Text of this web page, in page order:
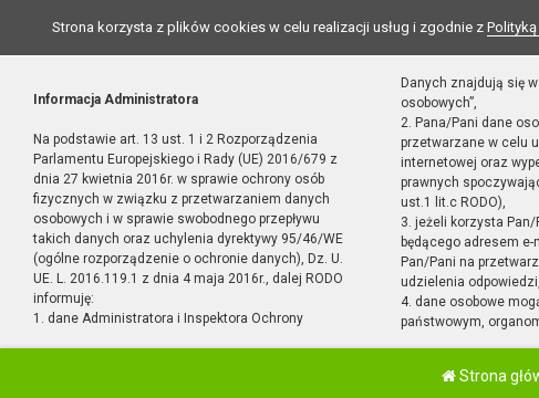
Strona korzysta z plików cookies w celu realizacji usług i zgodnie z
Informacja Administratora
Na podstawie art. 13 ust. 1 i 2 Rozporządzenia
Parlamentu Europejskiego i Rady (UE) 2016/679 z
dnia 27 kwietnia 2016r. w sprawie ochrony osób
fizycznych w związku z przetwarzaniem danych
osobowych i w sprawie swobodnego przepływu
takich danych oraz uchylenia dyrektywy 95/46/WE
(ogólne rozporządzenie o ochronie danych), Dz. U.
UE. L. 2016.119.1 z dnia 4 maja 2016r., dalej RODO
informuję:
1. dane Administratora i Inspektora Ochrony
Danych znajdują się
osobowych”,
2. Pana/Pani dane
przetwarzane w celu
internetowej oraz
prawnych
ust.1 lit.c RODO),
3. jeżeli korzysta
będącego adresem
Pan/Pani na
udzielenia odpowiedzi,
4. dane osobowe
państwowym,
Strona